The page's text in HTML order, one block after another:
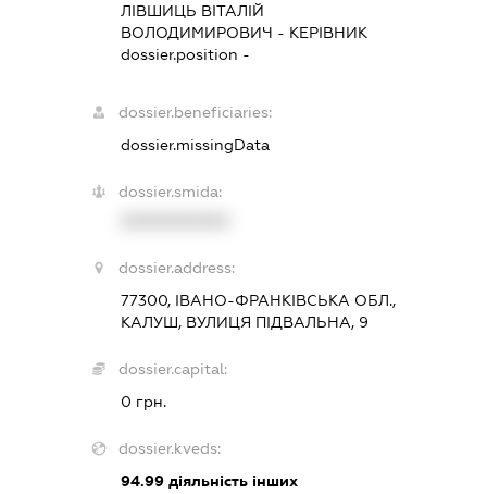
ЛІВШИЦЬ ВІТАЛІЙ
ВОЛОДИМИРОВИЧ - КЕРІВНИК
dossier.position -
dossier.beneficiaries:
dossier.missingData
dossier.smida:
dossier.address:
77300, ІВАНО-ФРАНКІВСЬКА ОБЛ.,
КАЛУШ, ВУЛИЦЯ ПІДВАЛЬНА, 9
dossier.capital:
0 грн.
dossier.kveds:
94.99 діяльність інших